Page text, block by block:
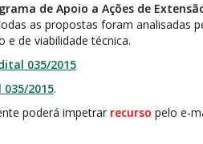
de Apoio a Ações de
as propostas foram analisadas
de viabilidade técnica.
035/2015
2015.
poderá impetrar recurso pelo e-